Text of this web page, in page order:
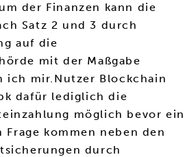
der Finanzen kann die
Satz 2 und 3 durch
auf die
mit der Maßgabe
ich mir.Nutzer Blockchain
dafür lediglich die
möglich bevor ein
Frage kommen neben den
durch